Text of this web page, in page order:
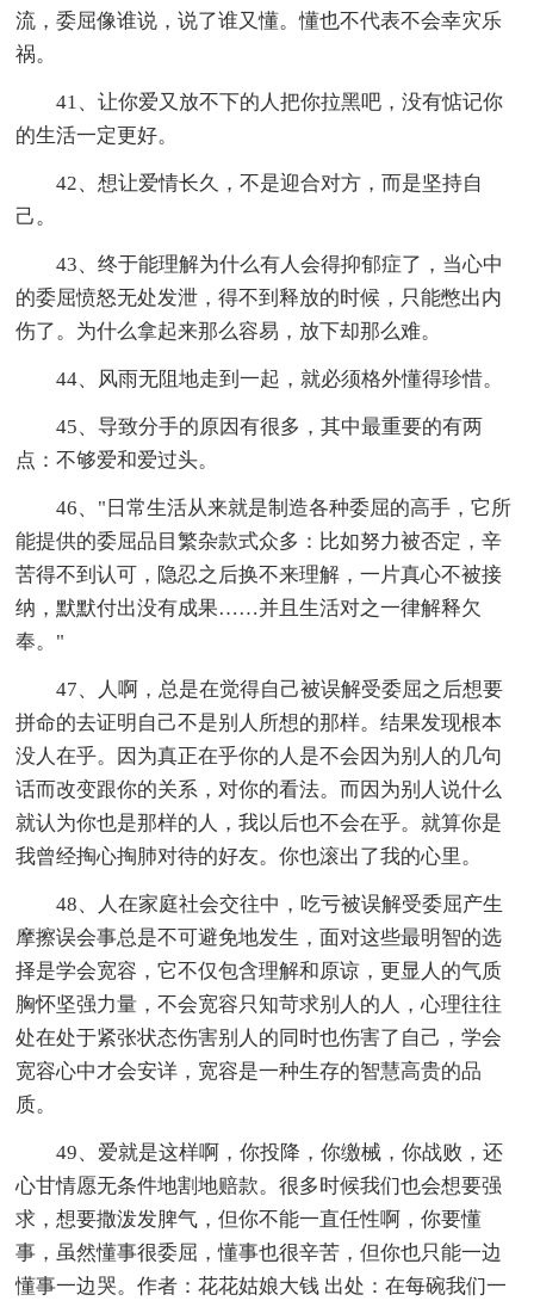
流，委屈像谁说，说了谁又懂。懂也不代表不会幸灾乐
祸。
41、让你爱又放不下的人把你拉黑吧，没有惦记你
的生活一定更好。
42、想让爱情长久，不是迎合对方，而是坚持自
己。
43、终于能理解为什么有人会得抑郁症了，当心中
的委屈愤怒无处发泄，得不到释放的时候，只能憋出内
伤了。为什么拿起来那么容易，放下却那么难。
44、风雨无阻地走到一起，就必须格外懂得珍惜。
45、导致分手的原因有很多，其中最重要的有两
点：不够爱和爱过头。
46、"日常生活从来就是制造各种委屈的高手，它所
能提供的委屈品目繁杂款式众多：比如努力被否定，辛
苦得不到认可，隐忍之后换不来理解，一片真心不被接
纳，默默付出没有成果……并且生活对之一律解释欠
奉。"
47、人啊，总是在觉得自己被误解受委屈之后想要
拼命的去证明自己不是别人所想的那样。结果发现根本
没人在乎。因为真正在乎你的人是不会因为别人的几句
话而改变跟你的关系，对你的看法。而因为别人说什么
就认为你也是那样的人，我以后也不会在乎。就算你是
我曾经掏心掏肺对待的好友。你也滚出了我的心里。
48、人在家庭社会交往中，吃亏被误解受委屈产生
摩擦误会事总是不可避免地发生，面对这些最明智的选
择是学会宽容，它不仅包含理解和原谅，更显人的气质
胸怀坚强力量，不会宽容只知苛求别人的人，心理往往
处在处于紧张状态伤害别人的同时也伤害了自己，学会
宽容心中才会安详，宽容是一种生存的智慧高贵的品
质。
49、爱就是这样啊，你投降，你缴械，你战败，还
心甘情愿无条件地割地赔款。很多时候我们也会想要强
求，想要撒泼发脾气，但你不能一直任性啊，你要懂
事，虽然懂事很委屈，懂事也很辛苦，但你也只能一边
懂事一边哭。作者：花花姑娘大钱 出处：在每碗我们一